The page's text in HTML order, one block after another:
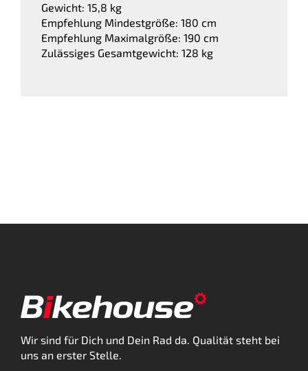
Gewicht: 15,8 kg
Empfehlung Mindestgröße: 180 cm
Empfehlung Maximalgröße: 190 cm
Zulässiges Gesamtgewicht: 128 kg
Wir sind für Dich und Dein Rad da. Qualität steht bei
uns an erster Stelle.